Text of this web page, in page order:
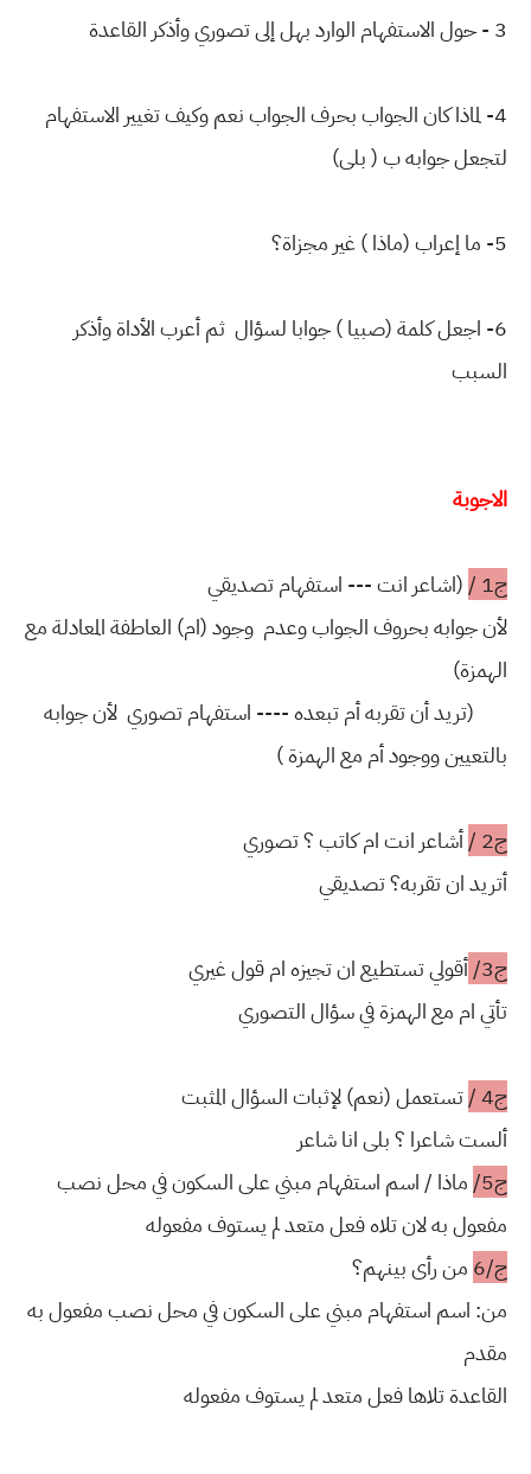
3 - حول الاستفهام الوارد بهل إلى تصوري وأذكر القاعدة
4- لماذا كان الجواب بحرف الجواب نعم وكيف تغيير الاستفهام
لتجعل جوابه ب ( بلى)
5- ما إعراب (ماذا ) غير مجزاة؟
6- اجعل كلمة (صبيا ) جوابا لسؤال ثم أعرب الأداة وأذكر
السبب
الاجوبة
ج1 /
(اشاعر انت --- استفهام تصديقي
لأن جوابه بحروف الجواب وعدم وجود (ام) العاطفة المعادلة مع
الهمزة)
(تريد أن تقربه أم تبعده ---- استفهام تصوري لأن جوابه
بالتعيين ووجود أم مع الهمزة )
ج2 /
أشاعر انت ام كاتب ؟ تصوري
أتريد ان تقربه؟ تصديقي
ج3/
أقولي تستطيع ان تجيزه ام قول غيري
تأتي ام مع الهمزة في سؤال التصوري
ج4 /
تستعمل (نعم) لإثبات السؤال المثبت
ألست شاعرا ؟ بلى انا شاعر
ج5/
ماذا / اسم استفهام مبني على السكون في محل نصب
مفعول به لان تلاه فعل متعد لم يستوف مفعوله
ج/6
من رأى بينهم؟
من: اسم استفهام مبني على السكون في محل نصب مفعول به
مقدم
القاعدة تلاها فعل متعد لم يستوف مفعوله